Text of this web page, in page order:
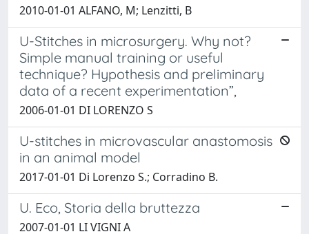
2010-01-01 ALFANO, M; Lenzitti, B
U-Stitches in microsurgery. Why not?
Simple manual training or useful
technique? Hypothesis and preliminary
data of a recent experimentation”,
2006-01-01 DI LORENZO S
U-stitches in microvascular anastomosis
in an animal model
2017-01-01 Di Lorenzo S.; Corradino B.
U. Eco, Storia della bruttezza
2007-01-01 LI VIGNI A